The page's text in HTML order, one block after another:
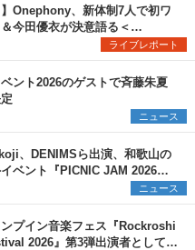
】Onephony、新体制7人で初ワ
今田優衣が決意語る＜
Oneman Live はじまりの夏
ライブレポート
ント2026のゲストで斉藤朱夏
ニュース
、DENIMSら出演、和歌山の
ベント『PICNIC JAM 2026』
始
ニュース
プイン音楽フェス『Rockroshi
2026』第3弾出演者として